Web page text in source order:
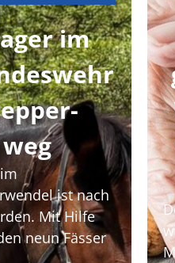
im
ist nach
Mit Hilfe
neun Fässer